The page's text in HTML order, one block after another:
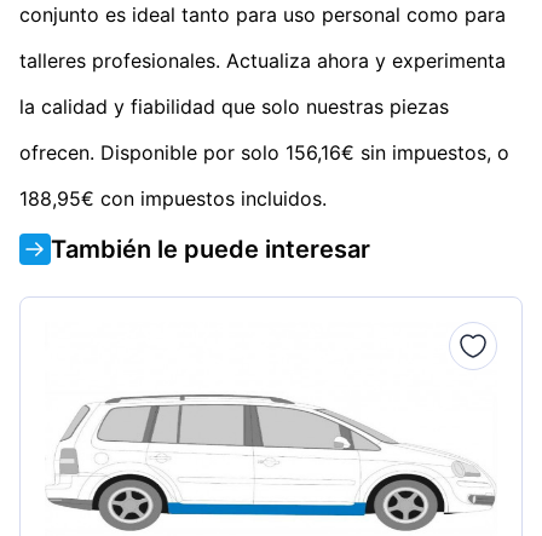
conjunto es ideal tanto para uso personal como para
talleres profesionales. Actualiza ahora y experimenta
la calidad y fiabilidad que solo nuestras piezas
ofrecen. Disponible por solo 156,16€ sin impuestos, o
188,95€ con impuestos incluidos.
También le puede interesar